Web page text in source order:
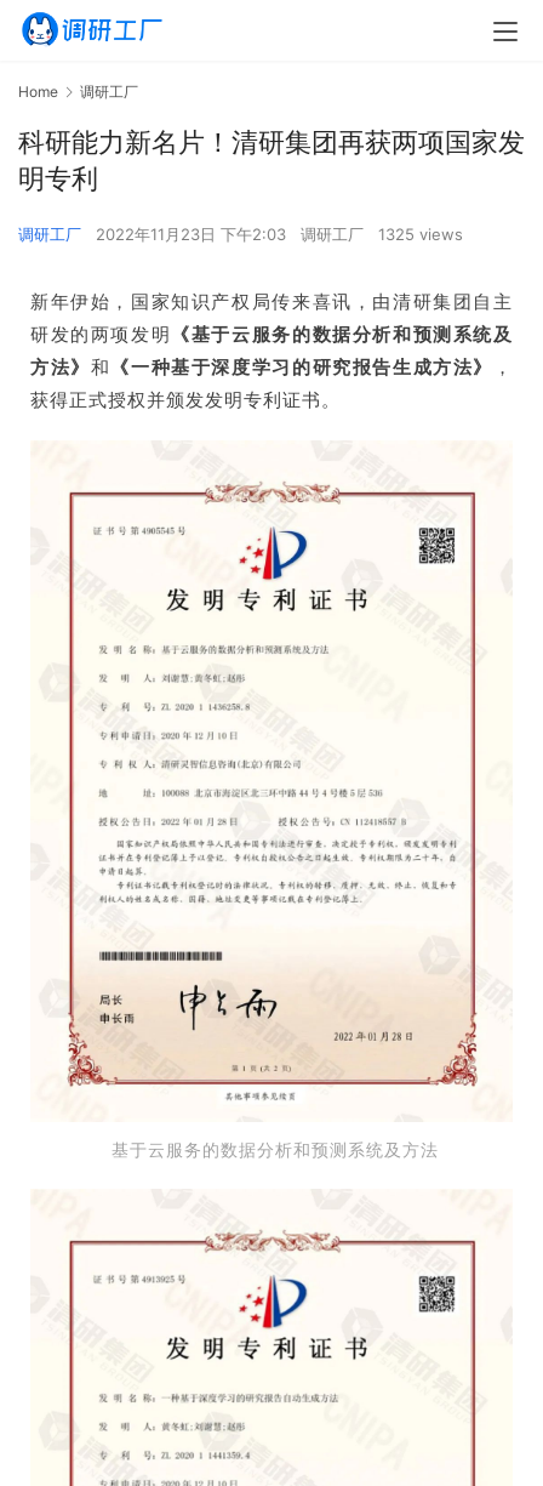
Home 调研工厂
科研能力新名片！清研集团再获两项国家发
明专利
调研工厂 2022年11月23日 下午2:03 调研工厂 1325 views
新年伊始，国家知识产权局传来喜讯，由清研集团自主
研发的两项发明 《基于云服务的数据分析和预测系统及
方法》 和 《一种基于深度学习的研究报告生成方法》
，
获得正式授权并颁发发明专利证书。
基于云服务的数据分析和预测系统及方法